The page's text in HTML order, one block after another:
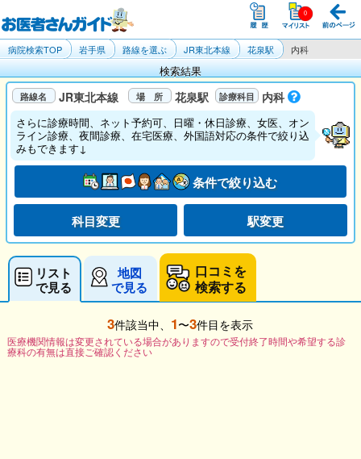
病院検索TOP 岩手県 路線を選ぶ JR東北本線 花泉駅 内科
検索結果
JR東北本線 花泉駅 内科
さらに診療時間、ネット予約可、日曜・休日診療、女医、オン
ライン診療、夜間診療、在宅医療、外国語対応の条件で絞り込
みもできます↓
条件で絞り込む
科目変更 駅変更
リスト
で見る
地図
で見る
口コミを
検索する
3件該当中、 1〜3件目を表示
医療機関情報は変更されている場合がありますので受付終了時間や希望する診
療科の有無は直接ご確認ください